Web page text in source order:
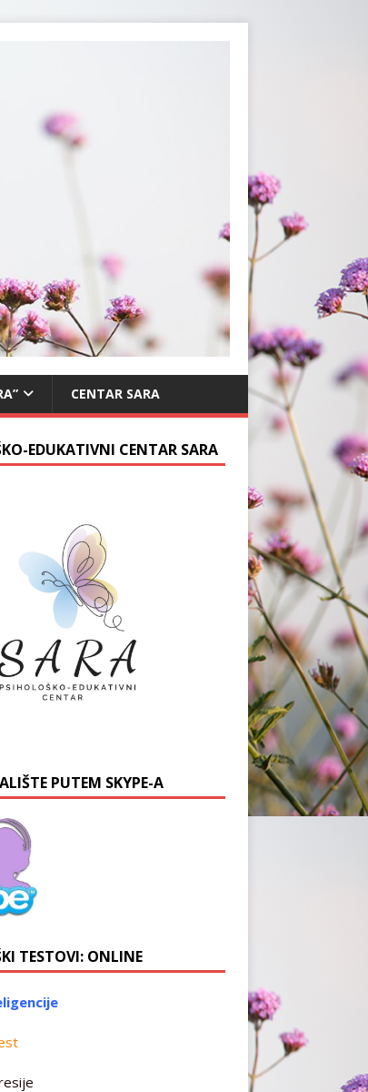
CENTAR SARA
EDUKATIVNI CENTAR SARA
PUTEM SKYPE-A
TESTOVI: ONLINE